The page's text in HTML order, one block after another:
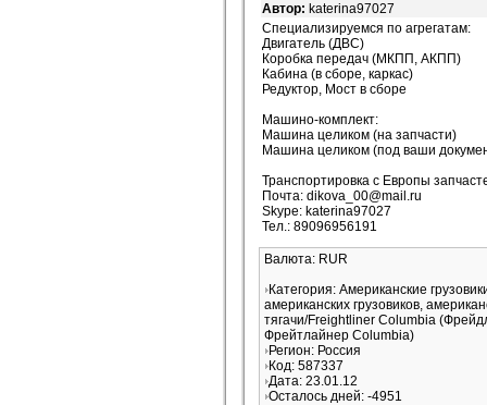
Автор: katerina97027
Специализируемся по агрегатам:
Двигатель (ДВС)
Коробка передач (МКПП, АКПП)
Кабина (в сборе, каркас)
Редуктор, Мост в сборе
Машино-комплект:
Машина целиком (на запчасти)
Машина целиком (под ваши
Транспортировка с Европы
Почта: dikova_00@mail.ru
Skype: katerina97027
Тел.: 89096956191
Валюта: RUR
Категория: Американские
американских грузовиков,
тягачи/Freightliner Columbia
Фрейтлайнер Columbia)
Регион: Россия
Код: 587337
Дата: 23.01.12
Осталось дней: -4951